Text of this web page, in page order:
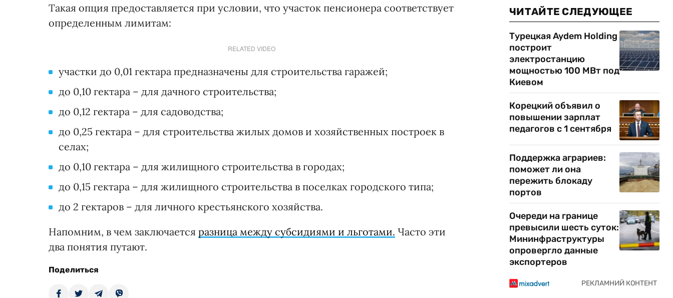
Такая опция предоставляется при условии, что участок пенсионера соответствует
определенным лимитам:
RELATED VIDEO
участки до 0,01 гектара предназначены для строительства гаражей;
до 0,10 гектара – для дачного строительства;
до 0,12 гектара – для садоводства;
до 0,25 гектара – для строительства жилых домов и хозяйственных построек в
селах;
до 0,10 гектара – для жилищного строительства в городах;
до 0,15 гектара – для жилищного строительства в поселках городского типа;
до 2 гектаров – для личного крестьянского хозяйства.
Напомним, в чем заключается разница между субсидиями и льготами. Часто эти
два понятия путают.
Поделиться
ЧИТАЙТЕ СЛЕДУЮЩЕЕ
Турецкая Aydem Holding
построит
электростанцию
мощностью 100 МВт под
Киевом
Корецкий объявил о
повышении зарплат
педагогов с 1 сентября
Поддержка аграриев:
поможет ли она
пережить блокаду
портов
Очереди на границе
превысили шесть суток:
Мининфраструктуры
опровергло данные
экспортеров